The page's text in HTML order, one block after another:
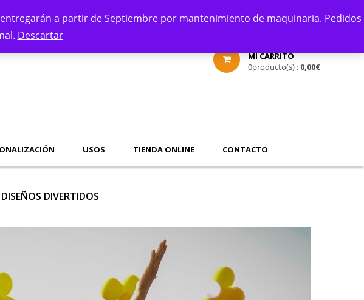
a partir de Septiembre por mantenimiento de maquinaria. Pedidos
Descartar
MI CARRITO
0producto(s) : 0,00€
USOS TIENDA ONLINE CONTACTO
DIVERTIDOS